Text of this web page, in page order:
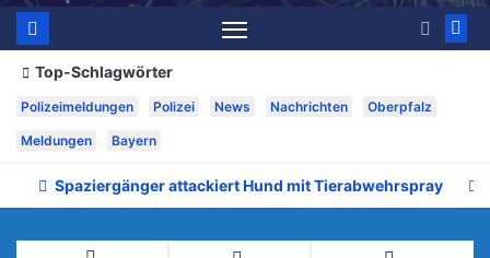
Top-Schlagwörter
Polizeimeldungen Polizei News Nachrichten Oberpfalz
Meldungen Bayern
Spaziergänger attackiert Hund mit Tierabwehrspray